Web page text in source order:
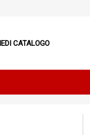
CATALOGO